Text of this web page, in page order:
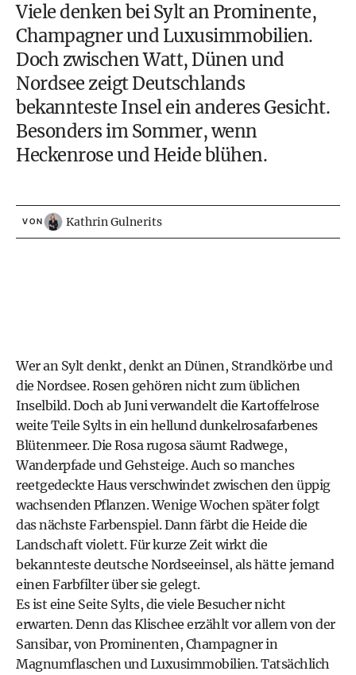
Viele denken bei Sylt an Prominente,
Champagner und Luxusimmobilien.
Doch zwischen Watt, Dünen und
Nordsee zeigt Deutschlands
bekannteste Insel ein anderes Gesicht.
Besonders im Sommer, wenn
Heckenrose und Heide blühen.
VON Kathrin Gulnerits
Wer an Sylt denkt, denkt an Dünen, Strandkörbe und
die Nordsee. Rosen gehören nicht zum üblichen
Inselbild. Doch ab Juni verwandelt die Kartoffelrose
weite Teile Sylts in ein hellund dunkelrosafarbenes
Blütenmeer. Die Rosa rugosa säumt Radwege,
Wanderpfade und Gehsteige. Auch so manches
reetgedeckte Haus verschwindet zwischen den üppig
wachsenden Pflanzen. Wenige Wochen später folgt
das nächste Farbenspiel. Dann färbt die Heide die
Landschaft violett. Für kurze Zeit wirkt die
bekannteste deutsche Nordseeinsel, als hätte jemand
einen Farbfilter über sie gelegt.
Es ist eine Seite Sylts, die viele Besucher nicht
erwarten. Denn das Klischee erzählt vor allem von der
Sansibar, von Prominenten, Champagner in
Magnumflaschen und Luxusimmobilien. Tatsächlich